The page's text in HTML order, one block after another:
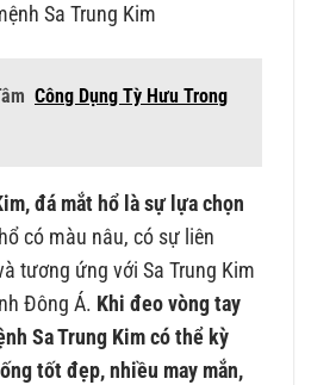
Sa Trung Kim
Công Dụng Tỳ Hưu Trong
đá mắt hổ là sự lựa chọn
có màu nâu, có sự liên
tương ứng với Sa Trung Kim
Đông Á. Khi đeo vòng tay
Sa Trung Kim có thể kỳ
tốt đẹp, nhiều may mắn,